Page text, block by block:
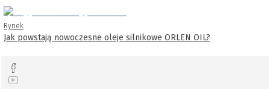
Rynek
Jak powstają nowoczesne oleje silnikowe ORLEN OIL?